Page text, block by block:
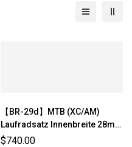
【BR-29d】MTB (XC/AM)
Laufradsatz Innenbreite 28mm
29ER
$740.00